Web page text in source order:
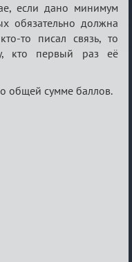
если дано минимум
обязательно должна
то писал связь, то
кто первый раз её
общей сумме баллов.